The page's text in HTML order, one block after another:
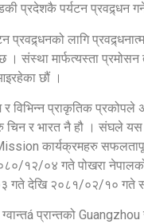
प्रदेशकै पर्यटन प्रवद्र्धन
प्रवद्र्धनको लागि
संस्था मार्फत्यस्ता प्रमोसन
छौं ।
विभिन्न प्राकृतिक प्रकोपले
र भारत नै हौ । संघले यस
कार्यक्रमहरु
१२/०४ गते पोखरा
गते देखि २०८१/०२/१० गते
ग्वान्तá प्रान्तको